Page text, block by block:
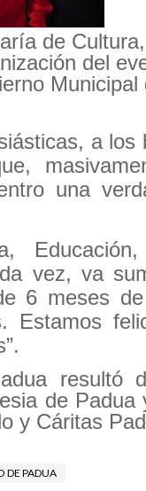
de
del
Municipal
a los
una
vez, va
6 meses de
Estamos
resultó
de Padua
y Cáritas
DE PADUA